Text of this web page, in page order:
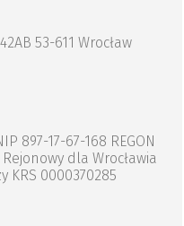
53-611 Wrocław
897-17-67-168 REGON
dla Wrocławia
KRS 0000370285